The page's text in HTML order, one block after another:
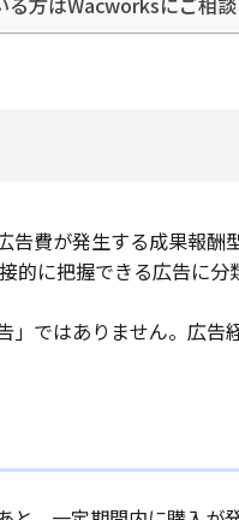
告費が発生する成果報
に把握できる広告に分
」ではありません。広